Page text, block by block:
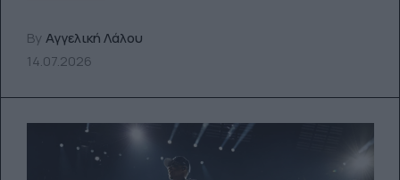
By Αγγελική Λάλου
14.07.2026